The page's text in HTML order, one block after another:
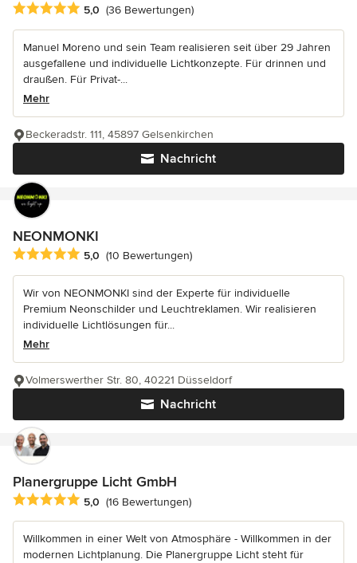
Durchschnittliche Bewertung: 5 von 5 Sternen
5,0 (36 Bewertungen)
Manuel Moreno und sein Team realisieren seit über 29 Jahren
ausgefallene und individuelle Lichtkonzepte. Für drinnen und
draußen. Für Privat-...
Mehr
Nachricht
Beckeradstr. 111, 45897 Gelsenkirchen
NEONMONKI
Durchschnittliche Bewertung: 5 von 5 Sternen
5,0 (10 Bewertungen)
Wir von NEONMONKI sind der Experte für individuelle
Premium Neonschilder und Leuchtreklamen. Wir realisieren
individuelle Lichtlösungen für...
Mehr
Nachricht
Volmerswerther Str. 80, 40221 Düsseldorf
Planergruppe Licht GmbH
Durchschnittliche Bewertung: 5 von 5 Sternen
5,0 (16 Bewertungen)
Willkommen in einer Welt von Atmosphäre - Willkommen in der
modernen Lichtplanung. Die Planergruppe Licht steht für